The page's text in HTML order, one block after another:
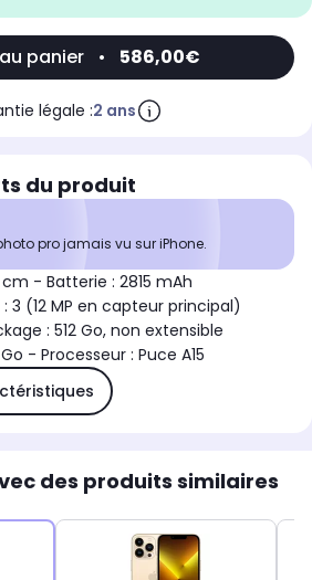
panier • 586,00€
légale :2 ans
du produit
pro jamais vu sur iPhone.
cm - Batterie : 2815 mAh
3 (12 MP en capteur principal)
: 512 Go, non extensible
- Processeur : Puce A15
des produits similaires